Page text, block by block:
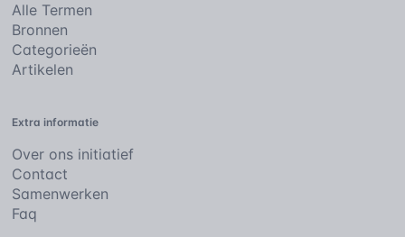
Alle Termen
Bronnen
Categorieën
Artikelen
Extra informatie
Over ons initiatief
Contact
Samenwerken
Faq